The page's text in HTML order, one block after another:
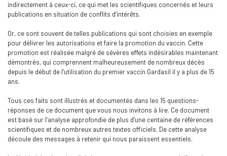
indirectement à ceux-ci, ce qui met les scientifiques concernés et leurs
publications en situation de conflits d’intérêts.
Or, ce sont souvent de telles publications qui sont choisies en exemple
pour délivrer les autorisations et faire la promotion du vaccin. Cette
promotion est réalisée malgré de sévères effets indésirables maintenant
démontrés, qui comprennent malheureusement de nombreux décès
depuis le début de l’utilisation du premier vaccin Gardasil il y a plus de 15
ans.
Tous ces faits sont illustrés et documentés dans les 15 questions-
réponses de ce document que vous nous invitons à lire. Ce document
est basé sur l’analyse approfondie de plus d’une centaine de références
scientifiques et de nombreux autres textes officiels. De cette analyse
découle des messages à retenir qui nous paraissent essentiels.